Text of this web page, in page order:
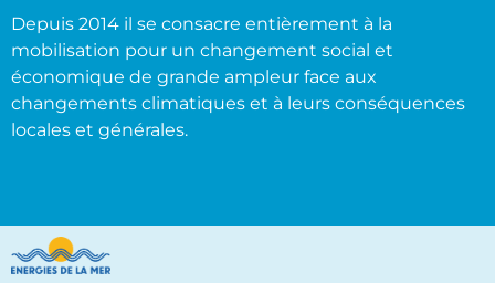
Depuis 2014 il se consacre entièrement à la
mobilisation pour un changement social et
économique de grande ampleur face aux
changements climatiques et à leurs conséquences
locales et générales.